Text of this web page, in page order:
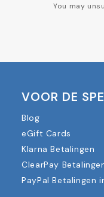
You may
VOOR DE
Blog
eGift Cards
Klarna Betalingen
ClearPay
PayPal Betalingen